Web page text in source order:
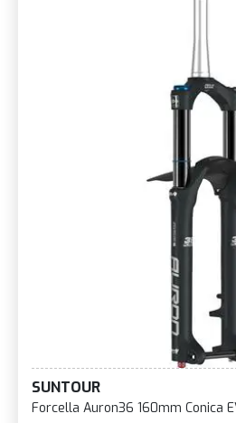
SUNTOUR
Forcella Auron36 160mm Conica